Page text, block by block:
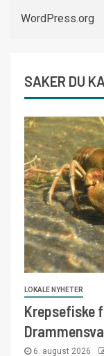
WordPress.org
SAKER DU
LOKALE NYHETER
Krepsefiske
6. august 2026